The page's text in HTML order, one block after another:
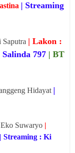
| Streaming
| Lakon :
797 | BT
Hidayat |
Suwaryo |
| Streaming : Ki